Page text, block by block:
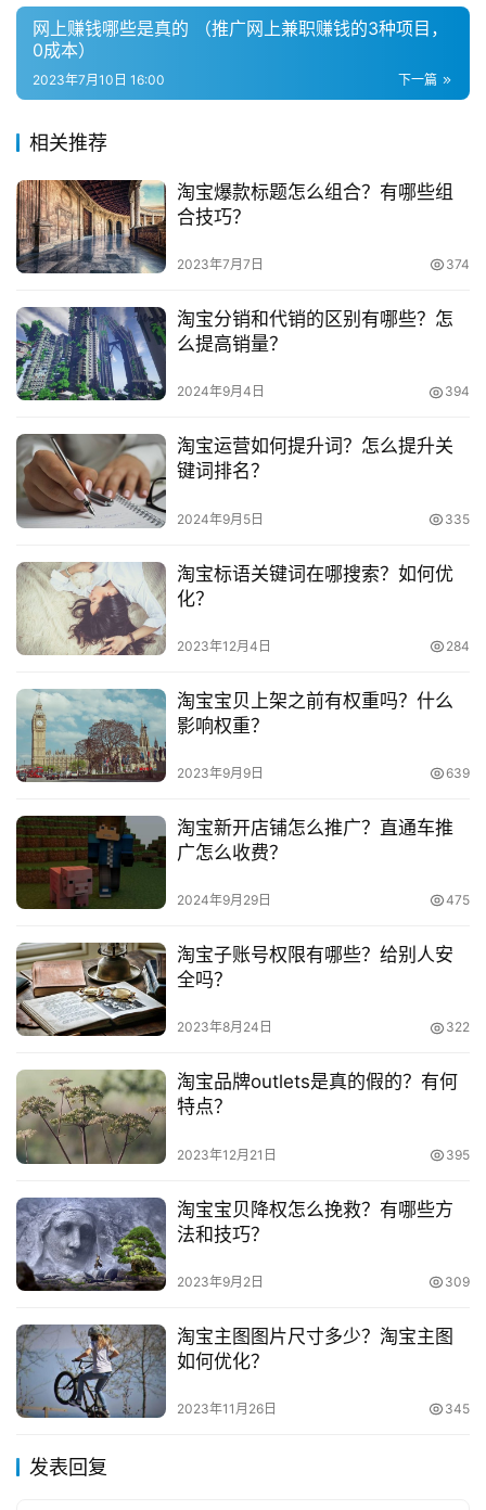
业
兼
职
目
电
商
创
创
业
项
视
频
淘
宝
分
3、社交媒体引流。
如果做出来的视频有新意，不单单是硬性的广告，
果，比如：一个制作精良的小短片更能比几张产品图能吸引
微信朋友的眼球。
想要淘宝店铺的商品能够更好的吸引到消费者，就
要将产品的图片和视频制作得更好更精美，能够让消费者了
家要对淘宝合辑重视起来!
推荐阅读：
重高吗？
淘宝店铺名修改影响权重吗？淘宝店铺名能更换
淘宝补单多少钱一单？怎么增加权重？
本文来自投稿，不代表早谈创业网立场，作者：欧阳, 微澜，如
若转载，请注明出处：
https://www.zaotuan.com.cn/108868.html
版权声明：本文内容由互联网用户自发贡献，该文观点仅代表
作者本人。本站仅提供信息存储空间服务，不拥有所有权，不
承担相关法律责任。如发现本站有涉嫌抄袭侵权/违法违规的内
容， 请发送邮件至 153055113@qq.com 举报，一经查实，
网上赚钱哪些是真的 （推广网上兼职赚钱的3种项目，
0成本）
下一篇
2023年7月10日 16:00
相关推荐
淘宝爆款标题怎么组合？有哪些组
合技巧？
2023年7月7日 374
淘宝分销和代销的区别有哪些？怎
么提高销量？
2024年9月4日 394
淘宝运营如何提升词？怎么提升关
键词排名？
2024年9月5日 335
淘宝标语关键词在哪搜索？如何优
化？
2023年12月4日 284
淘宝宝贝上架之前有权重吗？什么
影响权重？
2023年9月9日 639
淘宝新开店铺怎么推广？直通车推
广怎么收费？
2024年9月29日 475
淘宝子账号权限有哪些？给别人安
全吗？
2023年8月24日 322
淘宝品牌outlets是真的假的？有何
特点？
2023年12月21日 395
淘宝宝贝降权怎么挽救？有哪些方
法和技巧？
2023年9月2日 309
淘宝主图图片尺寸多少？淘宝主图
如何优化？
2023年11月26日 345
发表回复